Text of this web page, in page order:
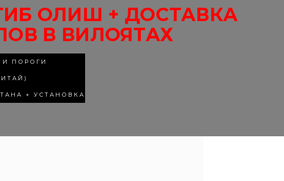
ОЛИШ + ДОСТАВКА
В ВИЛОЯТАХ
И ПОРОГИ
+ УСТАНОВКА